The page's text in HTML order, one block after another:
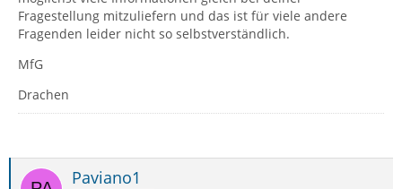
Fragestellung mitzuliefern und das ist für viele andere
Fragenden leider nicht so selbstverständlich.
MfG
Drachen
Paviano1